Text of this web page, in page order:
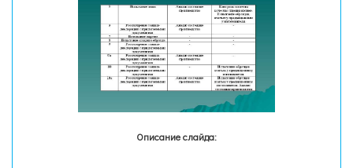
Описание слайда: